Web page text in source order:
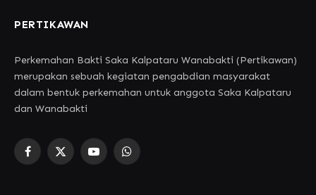
PERTIKAWAN
Perkemahan Bakti Saka Kalpataru Wanabakti (Pertikawan)
merupakan sebuah kegiatan pengabdian masyarakat
dalam bentuk perkemahan untuk anggota Saka Kalpataru
dan Wanabakti
Facebook
X
YouTubeWhatsApp